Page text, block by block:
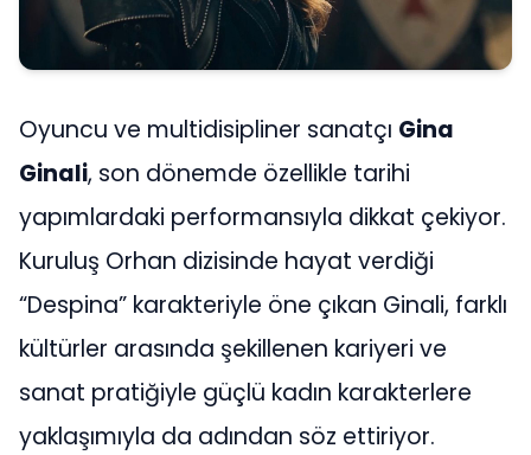
Oyuncu ve multidisipliner sanatçı Gina
Ginali, son dönemde özellikle tarihi
yapımlardaki performansıyla dikkat çekiyor.
Kuruluş Orhan dizisinde hayat verdiği
“Despina” karakteriyle öne çıkan Ginali, farklı
kültürler arasında şekillenen kariyeri ve
sanat pratiğiyle güçlü kadın karakterlere
yaklaşımıyla da adından söz ettiriyor.